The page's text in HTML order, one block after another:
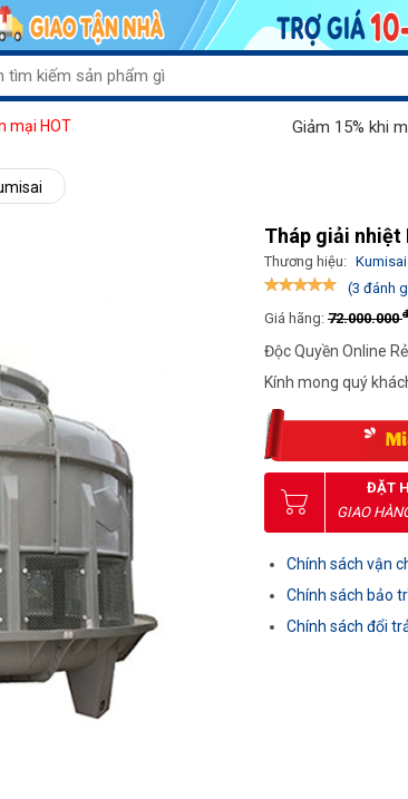
mại HOT Giảm 15% khi mua máy
Tháp giải nhiệt
Thương hiệu: Kumisai
(3 đánh
Giá hãng: 72.000.000đ
Độc Quyền Online
Kính mong quý
ĐẶT
GIAO
Chính sách vận
Chính sách bảo
Chính sách đổi